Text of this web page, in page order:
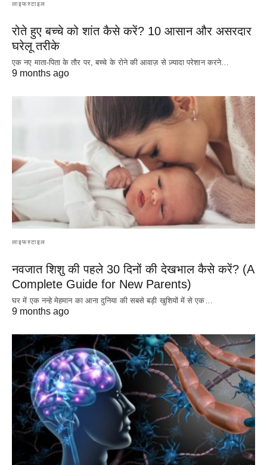
लाइफस्टाइल
रोते हुए बच्चे को शांत कैसे करें? 10 आसान और असरदार
घरेलू तरीके
एक नए माता-पिता के तौर पर, बच्चे के रोने की आवाज़ से ज़्यादा परेशान करने…
9 months ago
लाइफस्टाइल
नवजात शिशु की पहले 30 दिनों की देखभाल कैसे करें? (A
Complete Guide for New Parents)
घर में एक नन्हे मेहमान का आना दुनिया की सबसे बड़ी खुशियों में से एक…
9 months ago